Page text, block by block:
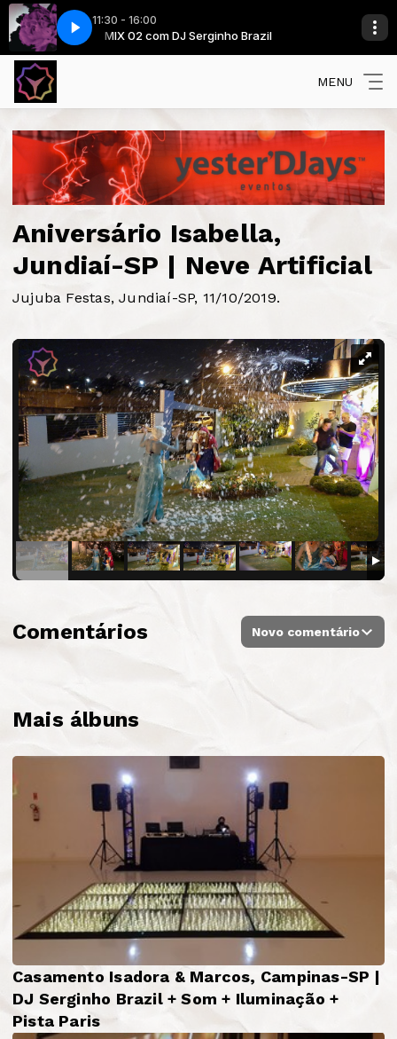
11:30 - 16:00
MIX 02 com DJ Serginho Brazil
Remix) John Legend - All Of Me (Tiësto Remix)
MENU
Aniversário Isabella,
Jundiaí-SP | Neve Artificial
Jujuba Festas, Jundiaí-SP, 11/10/2019.
Mais álbuns
Casamento Isadora & Marcos, Campinas-SP |
DJ Serginho Brazil + Som + Iluminação +
Pista Paris
Comentários Novo comentário